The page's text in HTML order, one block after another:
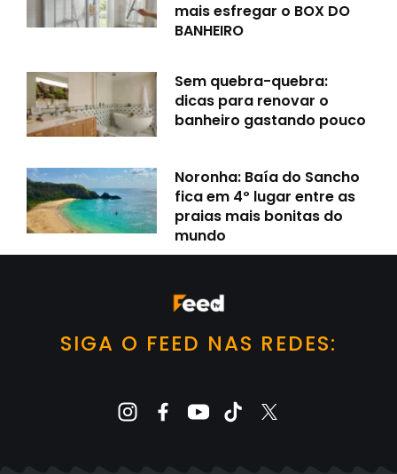
mais esfregar o BOX DO
BANHEIRO
Sem quebra-quebra:
dicas para renovar o
banheiro gastando pouco
Noronha: Baía do Sancho
fica em 4º lugar entre as
praias mais bonitas do
mundo
SIGA O FEED NAS REDES: